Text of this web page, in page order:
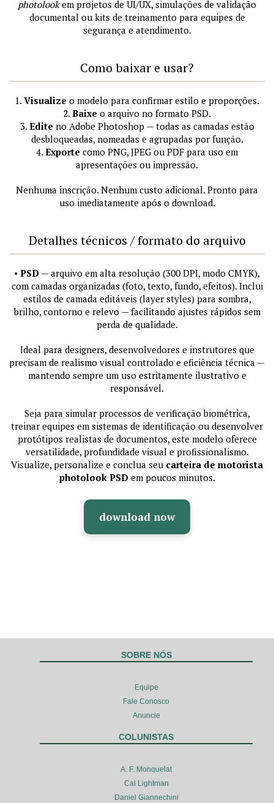
photolookem projetos de UI/UX, simulações de validação
documental ou kits de treinamento para equipes de
segurança e atendimento.
Como baixar e usar?
1. Visualize o modelo para confirmar estilo e proporções.
2. Baixe o arquivo no formato PSD.
3. Edite no Adobe Photoshop — todas as camadas estão
desbloqueadas, nomeadas e agrupadas por função.
4. Exporte como PNG, JPEG ou PDF para uso em
apresentações ou impressão.
Nenhuma inscrição. Nenhum custo adicional. Pronto para
uso imediatamente após o download.
Detalhes técnicos / formato do arquivo
• PSD — arquivo em alta resolução (300 DPI, modo CMYK),
com camadas organizadas (foto, texto, fundo, efeitos). Inclui
estilos de camada editáveis (layer styles) para sombra,
brilho, contorno e relevo — facilitando ajustes rápidos sem
perda de qualidade.
Ideal para designers, desenvolvedores e instrutores que
precisam de realismo visual controlado e eficiência técnica —
mantendo sempre um uso estritamente ilustrativo e
responsável.
Seja para simular processos de verificação biométrica,
treinar equipes em sistemas de identificação ou desenvolver
protótipos realistas de documentos, este modelo oferece
versatilidade, profundidade visual e profissionalismo.
Visualize, personalize e conclua seu carteira de motorista
photolook PSD em poucos minutos.
download now
SOBRE NÓS
Equipe
Fale Conosco
Anuncie
COLUNISTAS
A. F. Monquelat
Cal Lightman
Daniel Giannechini